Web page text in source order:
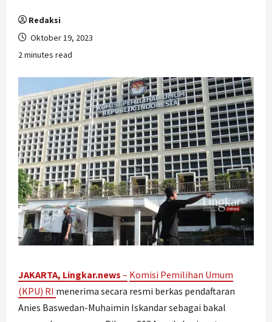
Redaksi
Oktober 19, 2023
2 minutes read
JAKARTA, Lingkar.news – Komisi Pemilihan Umum
(KPU) RI menerima secara resmi berkas pendaftaran
Anies Baswedan-Muhaimin Iskandar sebagai bakal